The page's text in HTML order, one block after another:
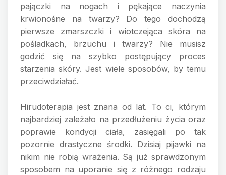
pajączki na nogach i pękające naczynia
krwionośne na twarzy? Do tego dochodzą
pierwsze zmarszczki i wiotczejąca skóra na
pośladkach, brzuchu i twarzy? Nie musisz
godzić się na szybko postępujący proces
starzenia skóry. Jest wiele sposobów, by temu
przeciwdziałać.
Hirudoterapia jest znana od lat. To ci, którym
najbardziej zależało na przedłużeniu życia oraz
poprawie kondycji ciała, zasięgali po tak
pozornie drastyczne środki. Dzisiaj pijawki na
nikim nie robią wrażenia. Są już sprawdzonym
sposobem na uporanie się z różnego rodzaju